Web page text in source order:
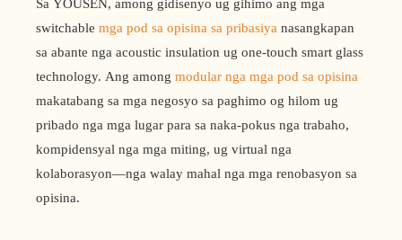
Sa YOUSEN, among gidisenyo ug gihimo ang mga
switchable mga pod sa opisina sa pribasiya nasangkapan
sa abante nga acoustic insulation ug one-touch smart glass
technology. Ang among modular nga mga pod sa opisina
makatabang sa mga negosyo sa paghimo og hilom ug
pribado nga mga lugar para sa naka-pokus nga trabaho,
kompidensyal nga mga miting, ug virtual nga
kolaborasyon—nga walay mahal nga mga renobasyon sa
opisina.